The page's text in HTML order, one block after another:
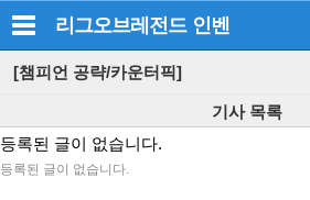
리그오브레전드 인벤
[챔피언 공략/카운터픽]
기사 목록
등록된 글이 없습니다.
등록된 글이 없습니다.